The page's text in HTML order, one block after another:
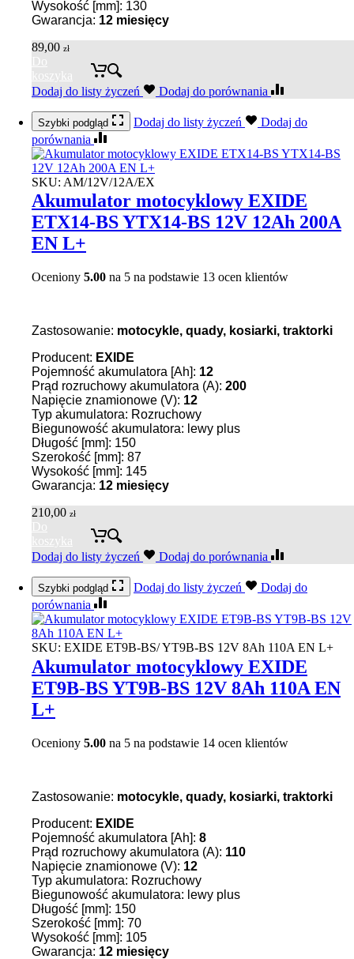
Wysokość [mm]: 130
Gwarancja: 12 miesięcy
89,00 zł
Do
koszyka
Dodaj do listy życzeń
Dodaj do porównania
Szybki podgląd Dodaj do listy życzeń
Dodaj do
porównania
SKU: AM/12V/12A/EX
Akumulator motocyklowy EXIDE
ETX14-BS YTX14-BS 12V 12Ah 200A
EN L+
Oceniony 5.00 na 5 na podstawie 13 ocen klientów
Zastosowanie: motocykle, quady, kosiarki, traktorki
Producent: EXIDE
Pojemność akumulatora [Ah]: 12
Prąd rozruchowy akumulatora (A): 200
Napięcie znamionowe (V): 12
Typ akumulatora: Rozruchowy
Biegunowość akumulatora: lewy plus
Długość [mm]: 150
Szerokość [mm]: 87
Wysokość [mm]: 145
Gwarancja: 12 miesięcy
210,00 zł
Do
koszyka
Dodaj do listy życzeń
Dodaj do porównania
Szybki podgląd Dodaj do listy życzeń
Dodaj do
porównania
SKU: EXIDE ET9B-BS/ YT9B-BS 12V 8Ah 110A EN L+
Akumulator motocyklowy EXIDE
ET9B-BS YT9B-BS 12V 8Ah 110A EN
L+
Oceniony 5.00 na 5 na podstawie 14 ocen klientów
Zastosowanie: motocykle, quady, kosiarki, traktorki
Producent: EXIDE
Pojemność akumulatora [Ah]: 8
Prąd rozruchowy akumulatora (A): 110
Napięcie znamionowe (V): 12
Typ akumulatora: Rozruchowy
Biegunowość akumulatora: lewy plus
Długość [mm]: 150
Szerokość [mm]: 70
Wysokość [mm]: 105
Gwarancja: 12 miesięcy